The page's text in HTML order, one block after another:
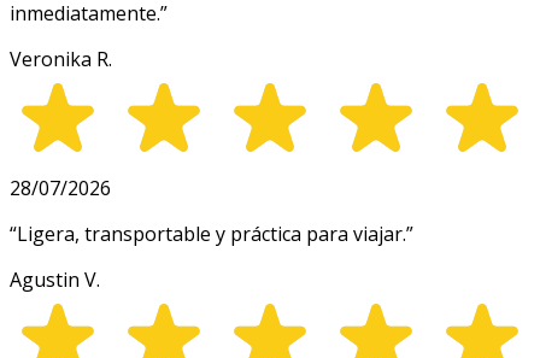
inmediatamente.”
Veronika R.
28/07/2026
“Ligera, transportable y práctica para viajar.”
Agustin V.